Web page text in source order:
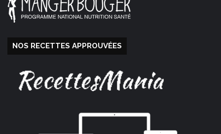
NOS RECETTES APPROUVÉES